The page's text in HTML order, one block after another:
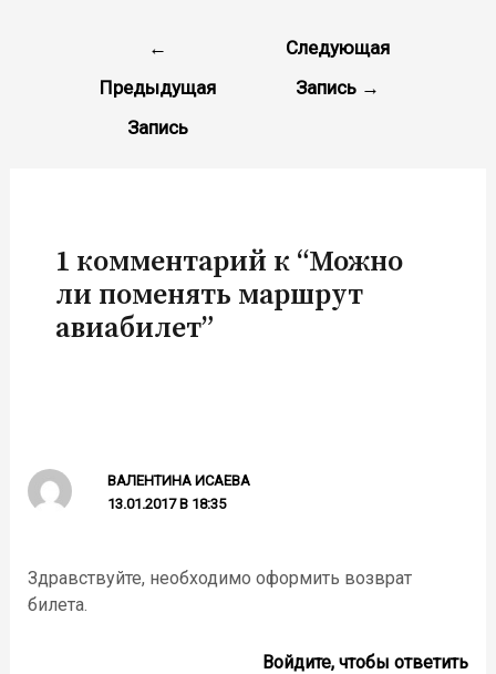
записям
←
Предыдущая
Запись
Следующая
Запись →
1 комментарий к “Можно
ли поменять маршрут
авиабилет”
ВАЛЕНТИНА ИСАЕВА
13.01.2017 В 18:35
Здравствуйте, необходимо оформить возврат
билета.
Войдите, чтобы ответить